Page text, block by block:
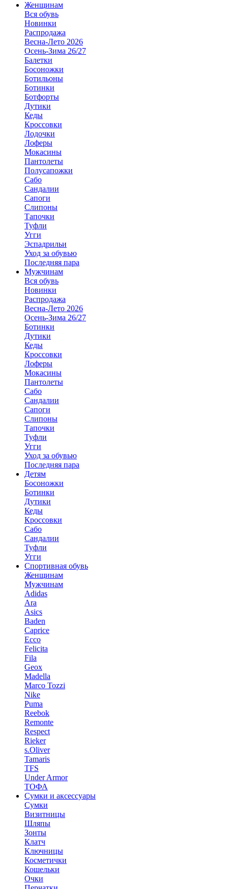
Женщинам
Вся обувь
Новинки
Распродажа
Весна-Лето 2026
Осень-Зима 26/27
Балетки
Босоножки
Ботильоны
Ботинки
Ботфорты
Дутики
Кеды
Кроссовки
Лодочки
Лоферы
Мокасины
Пантолеты
Полусапожки
Сабо
Сандалии
Сапоги
Слипоны
Тапочки
Туфли
Угги
Эспадрильи
Уход за обувью
Последняя пара
Мужчинам
Вся обувь
Новинки
Распродажа
Весна-Лето 2026
Осень-Зима 26/27
Ботинки
Дутики
Кеды
Кроссовки
Лоферы
Мокасины
Пантолеты
Сабо
Сандалии
Сапоги
Слипоны
Тапочки
Туфли
Угги
Уход за обувью
Последняя пара
Детям
Босоножки
Ботинки
Дутики
Кеды
Кроссовки
Сабо
Сандалии
Туфли
Угги
Спортивная обувь
Женщинам
Мужчинам
Adidas
Ara
Asics
Baden
Caprice
Ecco
Felicita
Fila
Geox
Madella
Marco Tozzi
Nike
Puma
Reebok
Remonte
Respect
Rieker
s.Oliver
Tamaris
TFS
Under Armor
ТОФА
Сумки и аксессуары
Сумки
Визитницы
Шляпы
Зонты
Клатч
Ключницы
Косметички
Кошельки
Очки